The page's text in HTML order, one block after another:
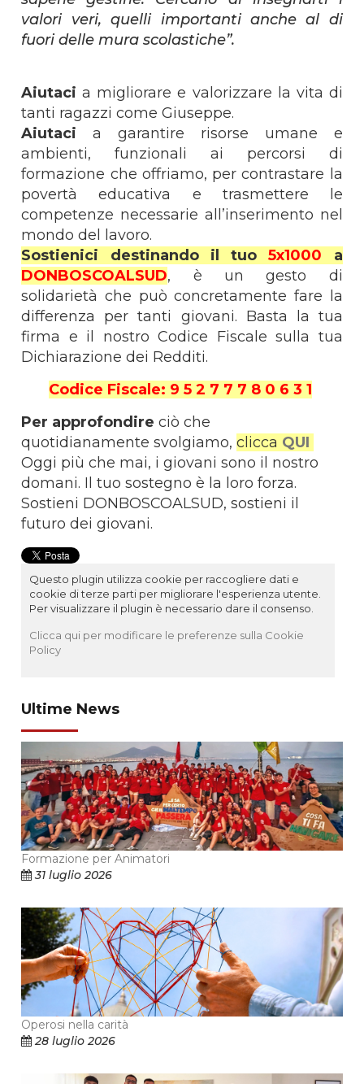
valori veri, quelli importanti anche al di
fuori delle mura scolastiche”.
Aiutaci a migliorare e valorizzare la vita di
tanti ragazzi come Giuseppe.
Aiutaci a garantire risorse umane e
ambienti, funzionali ai percorsi di
formazione che offriamo, per contrastare la
povertà educativa e trasmettere le
competenze necessarie all’inserimento nel
mondo del lavoro.
Sostienici destinando il tuo5x1000 a
DONBOSCOALSUD, è un gesto di
solidarietà che può concretamente fare la
differenza per tanti giovani. Basta la tua
firma e il nostro Codice Fiscale sulla tua
Dichiarazione dei Redditi.
Codice Fiscale: 9 5 2 7 7 7 8 0 6 3 1
Per approfondire ciò che
quotidianamente svolgiamo,clicca QUI
Oggi più che mai, i giovani sono il nostro
domani. Il tuo sostegno è la loro forza.
Sostieni DONBOSCOALSUD, sostieni il
futuro dei giovani.
Questo plugin utilizza cookie per raccogliere dati e
cookie di terze parti per migliorare l'esperienza utente.
Per visualizzare il plugin è necessario dare il consenso.
Clicca qui per modificare le preferenze sulla Cookie
Policy
Ultime News
Formazione per Animatori
31 luglio 2026
Operosi nella carità
28 luglio 2026